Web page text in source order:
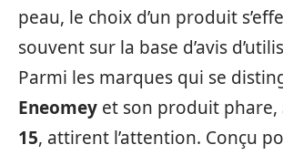
peau, le choix d’un produit
souvent sur la base d’avis
Parmi les marques qui se
Eneomey et son produit phare,
15, attirent l’attention. Conçu